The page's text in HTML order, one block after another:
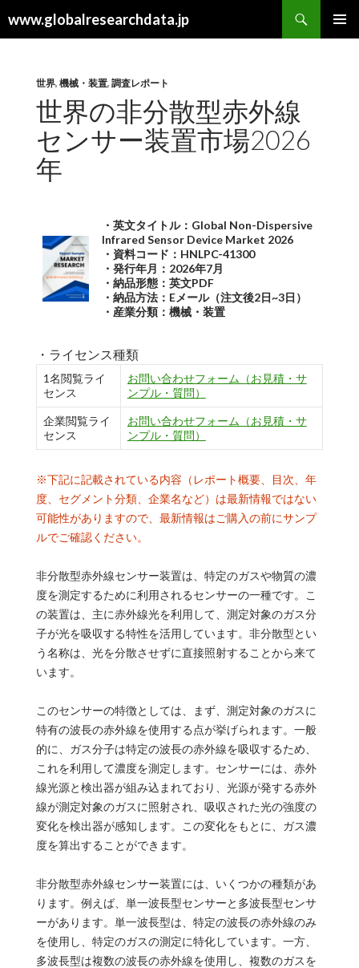
www.globalresearchdata.jp
索
世界, 機械・装置, 調査レポート
世界の非分散型赤外線
センサー装置市場2026
年
・英文タイトル：Global Non-Dispersive
Infrared Sensor Device Market 2026
・資料コード：HNLPC-41300
・発行年月：2026年7月
・納品形態：英文PDF
・納品方法：Eメール（注文後2日~3日）
・産業分類：機械・装置
・ライセンス種類
1名閲覧ライ
センス
お問い合わせフォーム（お見積・サ
ンプル・質問）
企業閲覧ライ
センス
お問い合わせフォーム（お見積・サ
ンプル・質問）
※下記に記載されている内容（レポート概要、目次、年
度、セグメント分類、企業名など）は最新情報ではない
可能性がありますので、最新情報はご購入の前にサンプ
ルでご確認ください。
非分散型赤外線センサー装置は、特定のガスや物質の濃
度を測定するために利用されるセンサーの一種です。こ
の装置は、主に赤外線光を利用して、測定対象のガス分
子が光を吸収する特性を活用しています。非分散型とい
う名称は、光を分散させずに直接照射することから来て
います。
このセンサーの特徴としては、まず、測定対象のガスに
特有の波長の赤外線を使用する点が挙げられます。一般
的に、ガス分子は特定の波長の赤外線を吸収するため、
これを利用して濃度を測定します。センサーには、赤外
線光源と検出器が組み込まれており、光源が発する赤外
線が測定対象のガスに照射され、吸収された光の強度の
変化を検出器が感知します。この変化をもとに、ガス濃
度を算出することができます。
非分散型赤外線センサー装置には、いくつかの種類があ
ります。例えば、単一波長型センサーと多波長型センサ
ーがあります。単一波長型は、特定の波長の赤外線のみ
を使用し、特定のガスの測定に特化しています。一方、
多波長型は複数の波長の赤外線を使用し、複数のガスを